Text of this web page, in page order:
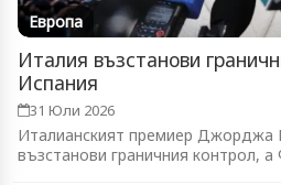
Европа
Италия възстанови
Испания
31 Юли 2026
Италианският премиер Джорджа
възстанови граничния контрол, а